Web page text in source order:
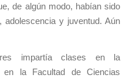
de algún modo, habían sido
adolescencia y juventud. Aún
impartía clases en la
en la Facultad de Ciencias